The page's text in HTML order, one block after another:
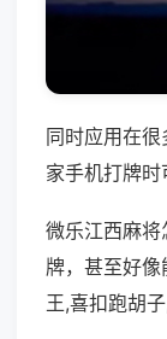
同时应用在
家手机打牌时
微乐江西麻
牌，甚至好
王,喜扣跑胡